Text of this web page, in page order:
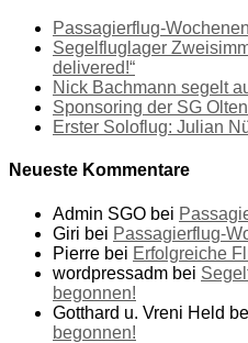
Passagierflug-
Segelfluglager
delivered!“
Nick Bachmann segelt
Sponsoring der SG
Erster Soloflug: Julian
Neueste Kommentare
Admin SGO bei
Giri bei Passagierflug-
Pierre bei Erfolgreiche
wordpressadm bei
begonnen!
Gotthard u. Vreni Held
begonnen!